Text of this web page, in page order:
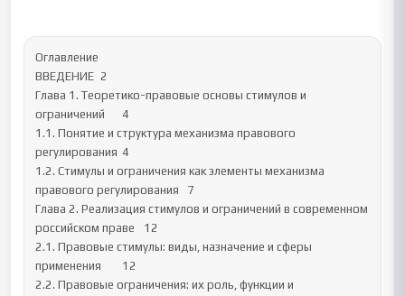
Оглавление
ВВЕДЕНИЕ	2
Глава 1. Теоретико-правовые основы стимулов и
ограничений	4
1.1. Понятие и структура механизма правового
регулирования	4
1.2. Стимулы и ограничения как элементы механизма
правового регулирования	7
Глава 2. Реализация стимулов и ограничений в современном
российском праве	12
2.1. Правовые стимулы: виды, назначение и сферы
применения	12
2.2. Правовые ограничения: их роль, функции и